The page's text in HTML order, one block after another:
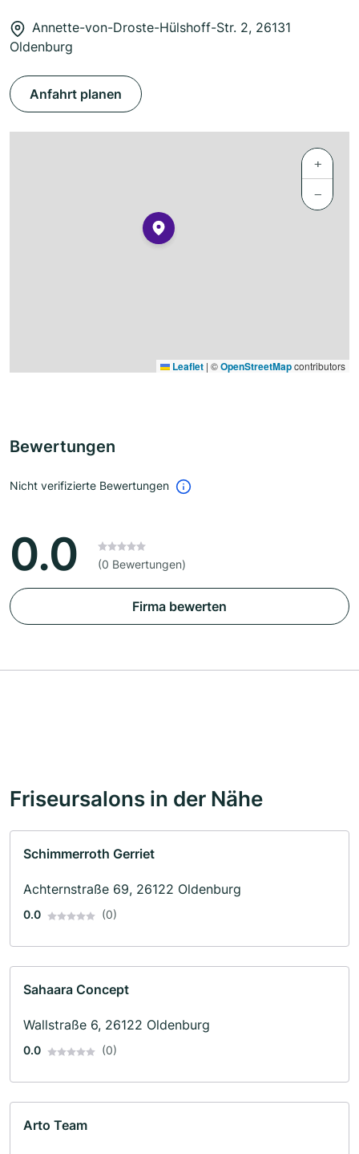
Annette-von-Droste-Hülshoff-Str. 2, 26131
Oldenburg
Anfahrt planen
+
−
Leaflet | ©OpenStreetMapcontributors
Bewertungen
Nicht verifizierte Bewertungen
0.0 (0 Bewertungen)
Firma bewerten
Friseursalons in der Nähe
Schimmerroth Gerriet
Achternstraße 69, 26122 Oldenburg
0.0 (0)
Sahaara Concept
Wallstraße 6, 26122 Oldenburg
0.0 (0)
Arto Team